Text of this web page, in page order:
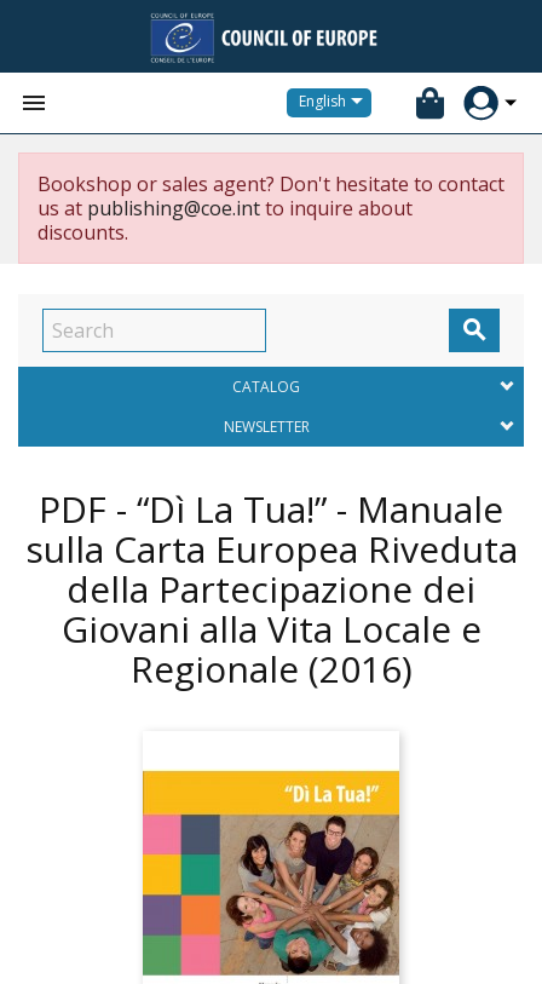
 English
Bookshop or sales agent? Don't hesitate to contact
us at publishing@coe.intto inquire about
discounts.

CATALOG
NEWSLETTER
PDF - “Dì La Tua!” - Manuale
sulla Carta Europea Riveduta
della Partecipazione dei
Giovani alla Vita Locale e
Regionale (2016)